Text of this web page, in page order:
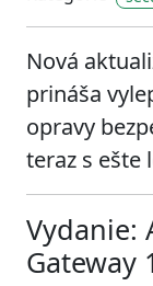
Nová
prináša
opravy
teraz s ešte
Vydanie:
Gateway